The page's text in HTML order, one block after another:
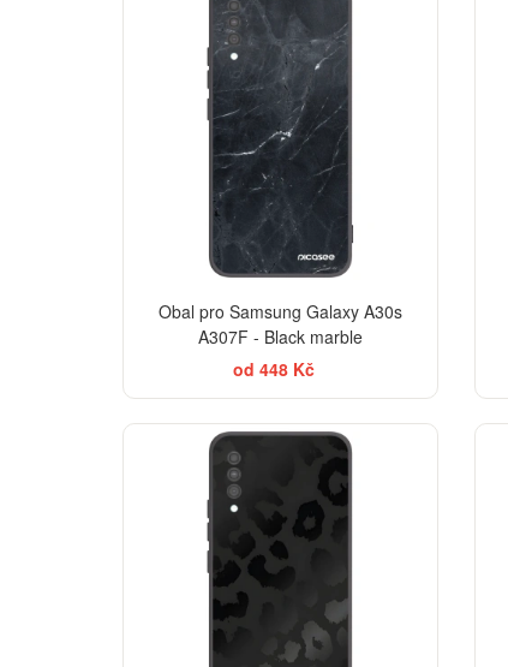
Obal pro Samsung Galaxy A30s
A307F - Black marble
od 448 Kč